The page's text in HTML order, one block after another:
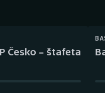
Česko – štafeta